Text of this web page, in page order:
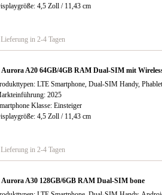
4,5 Zoll / 11,43 cm
Lieferung in 2-4 Tagen
Aurora A20 64GB/4GB RAM Dual-SIM mit
LTE Smartphone, Dual-SIM Handy,
2025
Klasse: Einsteiger
4,5 Zoll / 11,43 cm
Lieferung in 2-4 Tagen
Aurora A30 128GB/6GB RAM Dual-SIM bone